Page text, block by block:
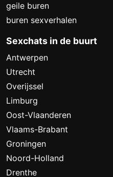
geile buren
buren sexverhalen
Sexchats in de buurt
Antwerpen
Utrecht
Overijssel
Limburg
Oost-Vlaanderen
Vlaams-Brabant
Groningen
Noord-Holland
Drenthe